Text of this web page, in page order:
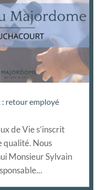
: retour employé
de Vie s’inscrit
qualité. Nous
Monsieur Sylvain